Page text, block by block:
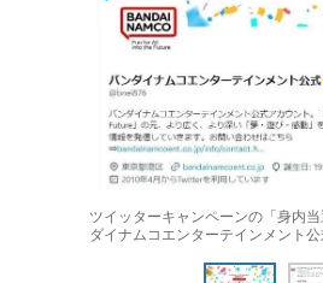
ツイッターキャンペーンの「身内
ダイナムコエンターテインメント公